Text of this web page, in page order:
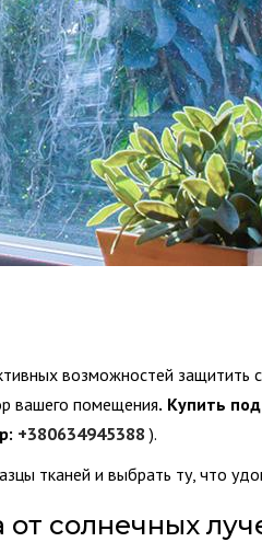
возможностей защитить
вашего помещения. Купить под
+380634945388 ).
тканей и выбрать ту, что
солнечных